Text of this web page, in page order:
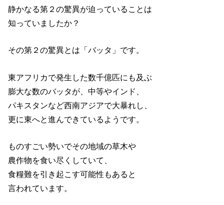
静かなる第２の驚異が迫っていることは
知っていましたか？
その第２の驚異とは「バッタ」です。
東アフリカで発生した数千億匹にも及ぶ
膨大な数のバッタが、中等やインド、
パキスタンなど西南アジアで大暴れし、
更に東へと進んできているようです。
ものすごい勢いでその地域の草木や
農作物を食い尽くしていて、
食糧難を引き起こす可能性もあると
言われています。